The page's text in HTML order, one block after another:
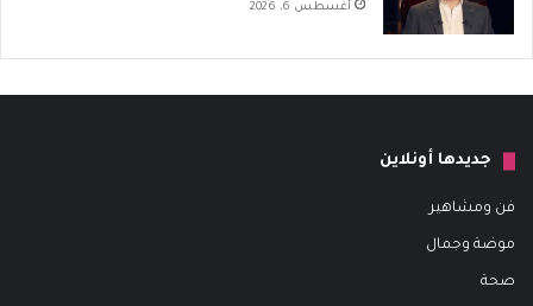
أغسطس 6, 2026
جديدها أونلاين
فن ومشاهير
موضة وجمال
صحة